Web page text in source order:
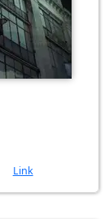
Link